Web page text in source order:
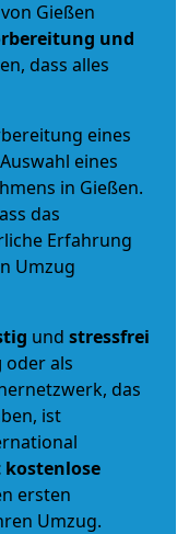
Gießen
und
dass alles
eines
eines
in Gießen.
das
Erfahrung
Umzug
und stressfrei
oder als
das
ist
kostenlose
ersten
Umzug.